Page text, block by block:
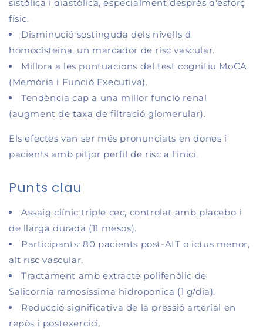
sistòlica i diastòlica, especialment després d'esforç
físic.
Disminució sostinguda dels nivells d
homocisteïna, un marcador de risc vascular.
Millora a les puntuacions del test cognitiu MoCA
(Memòria i Funció Executiva).
Tendència cap a una millor funció renal
(augment de taxa de filtració glomerular).
Els efectes van ser més pronunciats en dones i
pacients amb pitjor perfil de risc a l'inici.
Punts clau
Assaig clínic triple cec, controlat amb placebo i
de llarga durada (11 mesos).
Participants: 80 pacients post-AIT o ictus menor,
alt risc vascular.
Tractament amb extracte polifenòlic de
Salicornia ramosíssima hidroponica (1 g/dia).
Reducció significativa de la pressió arterial en
repòs i postexercici.